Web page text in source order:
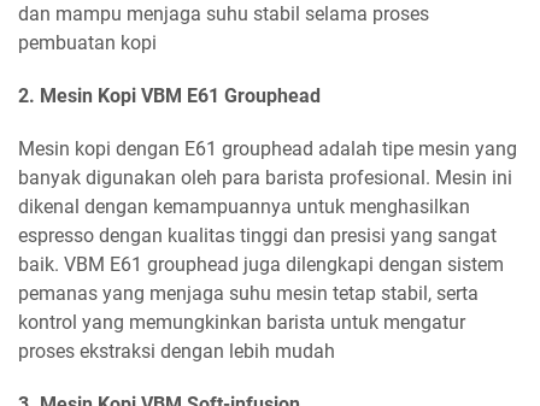
dan mampu menjaga suhu stabil selama proses
pembuatan kopi
2. Mesin Kopi VBM E61 Grouphead
Mesin kopi dengan E61 grouphead adalah tipe mesin yang
banyak digunakan oleh para barista profesional. Mesin ini
dikenal dengan kemampuannya untuk menghasilkan
espresso dengan kualitas tinggi dan presisi yang sangat
baik. VBM E61 grouphead juga dilengkapi dengan sistem
pemanas yang menjaga suhu mesin tetap stabil, serta
kontrol yang memungkinkan barista untuk mengatur
proses ekstraksi dengan lebih mudah